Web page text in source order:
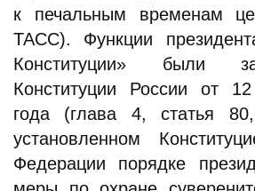
к печальным временам
ТАСС). Функции
Конституции» были
Конституции России от
года (глава 4, статья
установленном
Федерации порядке